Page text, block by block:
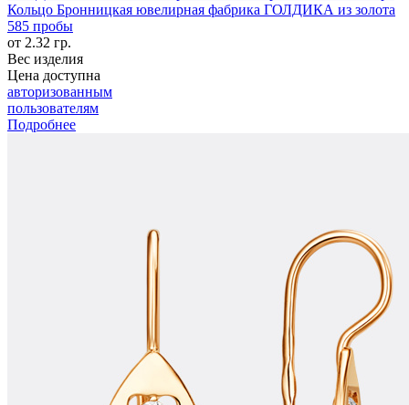
Кольцо Бронницкая ювелирная фабрика ГОЛДИКА из золота
585 пробы
от 2.32 гр.
Вес изделия
Цена доступна
авторизованным
пользователям
Подробнее